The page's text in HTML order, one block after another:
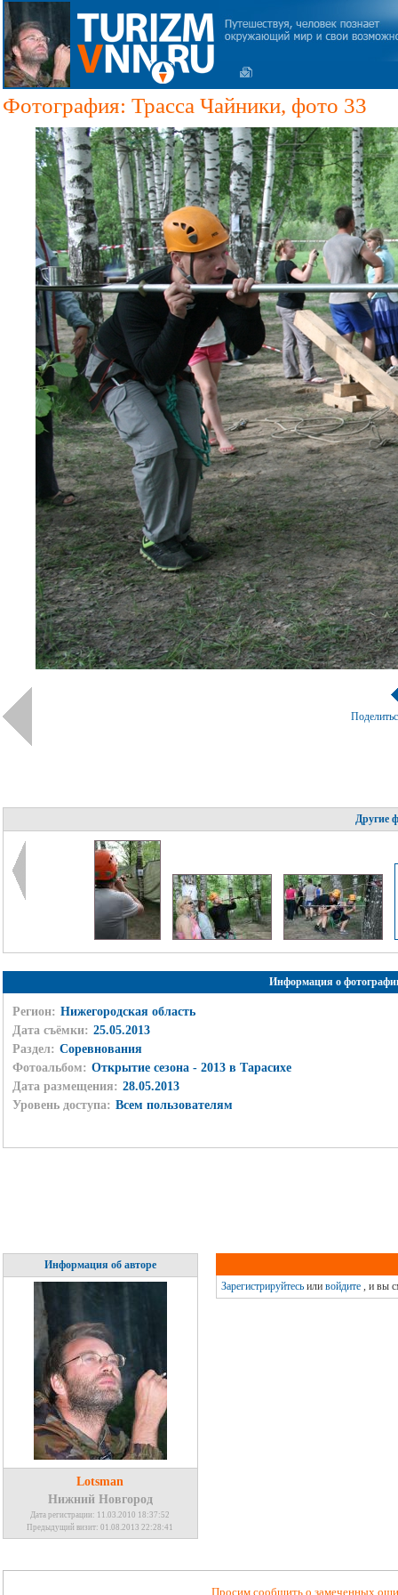
Фотография: Трасса Чайники, фото 33
Другие
Информация о
Регион: Нижегородская область
Дата съёмки: 25.05.2013
Раздел: Соревнования
Фотоальбом: Открытие сезона - 2013 в Тарасихе
Дата размещения: 28.05.2013
Уровень доступа: Всем пользователям
Информация об авторе
Lotsman
Нижний Новгород
Дата регистрации: 11.03.2010 18:37:52
Предыдущий визит: 01.08.2013 22:28:41
Зарегистрируйтесьили войдите, и вы
Просим сообщить о замеченных